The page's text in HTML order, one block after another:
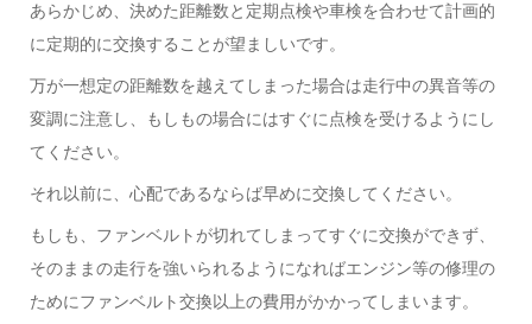
あらかじめ、決めた距離数と定期点検や車検を合わせて計画的
に定期的に交換することが望ましいです。
万が一想定の距離数を越えてしまった場合は走行中の異音等の
変調に注意し、もしもの場合にはすぐに点検を受けるようにし
てください。
それ以前に、心配であるならば早めに交換してください。
もしも、ファンベルトが切れてしまってすぐに交換ができず、
そのままの走行を強いられるようになればエンジン等の修理の
ためにファンベルト交換以上の費用がかかってしまいます。